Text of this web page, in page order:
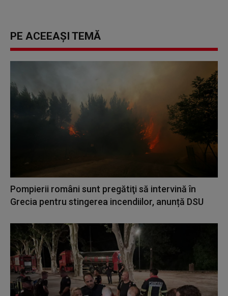
PE ACEEAȘI TEMĂ
Pompierii români sunt pregătiţi să intervină în
Grecia pentru stingerea incendiilor, anunță DSU